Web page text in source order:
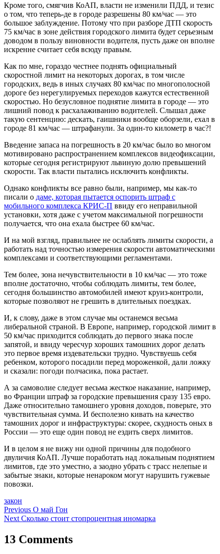
Кроме того, смягчив КоАП, власти не изменили ПДД, и тезис
о том, что теперь-де в городе разрешены 80 км/час — это
большое заблуждение. Потому что при разборе ДТП скорость
75 км/час в зоне действия городского лимита будет серьезным
доводом в пользу виновности водителя, пусть даже он вполне
искренне считает себя всюду правым.
Как по мне, гораздо честнее поднять официальный
скоростной лимит на некоторых дорогах, в том числе
городских, ведь в иных случаях 80 км/час по многополосной
дороге без нерегулируемых переходов кажутся естественной
скоростью. Но безусловное поднятие лимита в городе — это
лишний повод к расхалаживанию водителей. Слышал даже
такую сентенцию: дескать, гаишники вообще оборзели, ехал в
городе 81 км/час — штрафанули. За один-то километр в час?!
Введение запаса на погрешность в 20 км/час было во многом
мотивировано распространением комплексов видеофиксации,
которые сегодня регистрируют львиную долю превышений
скорости. Так власти пытались исключить конфликты.
Однако конфликты все равно были, например, мы как-то
писали о даме, которая пытается оспорить штраф с
мобильного комплекса КРИС-П ввиду его неправильной
установки, хотя даже с учетом максимальной погрешности
получается, что она ехала быстрее 60 км/час.
И на мой взгляд, правильнее не ослаблять лимиты скорости, а
работать над точностью измерения скорости автоматическими
комплексами и соответствующими регламентами.
Тем более, зона нечувствительности в 10 км/час — это тоже
вполне достаточно, чтобы соблюдать лимиты, тем более,
сегодня большинство автомобилей имеют круиз-контроли,
которые позволяют не грешить в длительных поездках.
И, к слову, даже в этом случае мы останемся весьма
либеральной страной. В Европе, например, городской лимит в
50 км/час приходится соблюдать до первого знака после
запятой, и ввиду чересчур хороших тамошних дорог делать
это первое время издевательски трудно. Чувствуешь себя
ребенком, которого посадили перед мороженкой, дали ложку
и сказали: погоди полчасика, пока растает.
А за самоволие следует весьма жесткое наказание, например,
во Франции штраф за городские превышения сразу 135 евро.
Даже относительно тамошнего уровня доходов, поверьте, это
чувствительная сумма. И бесполезно кивать на качество
тамошних дорог и инфраструктуры: скорее, скудность оных в
России — это еще один повод не ездить сверх лимитов.
И в целом я не вижу ни одной причины для подобного
двуличия КоАП. Лучше поработать над локальным поднятием
лимитов, где это уместно, а заодно убрать с трасс нелепые и
забытые знаки, которые ненароком могут нарушить гужевые
повозки.
закон
Навигация
по
записям
Previous О май Гон
Next Сколько стоит стопроцентная иномарка
13 Comments